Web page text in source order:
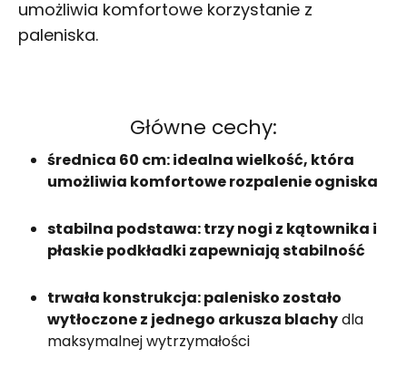
umożliwia komfortowe korzystanie z
paleniska.
Główne cechy:
średnica 60 cm: idealna wielkość, która
umożliwia komfortowe rozpalenie ogniska
stabilna podstawa: trzy nogi z kątownika i
płaskie podkładki zapewniają stabilność
trwała konstrukcja: palenisko zostało
wytłoczone z jednego arkusza blachydla
maksymalnej wytrzymałości